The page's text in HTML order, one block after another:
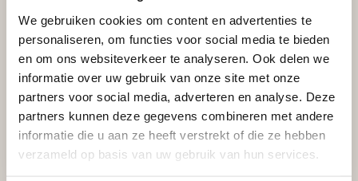
We gebruiken cookies om content en advertenties te
personaliseren, om functies voor social media te bieden
en om ons websiteverkeer te analyseren. Ook delen we
informatie over uw gebruik van onze site met onze
partners voor social media, adverteren en analyse. Deze
partners kunnen deze gegevens combineren met andere
informatie die u aan ze heeft verstrekt of die ze hebben
verzameld op basis van uw gebruik van hun services.
HOMESTYL
NM50 (42 x 42 mm),
€4,42
Stukprijs: €2,21 / Meter
Op voorraad (34)
HOMESTAR
M50 (36 x 42 mm),
€4,70
Stukprijs: €2,35 / Meter
Op voorraad (134)